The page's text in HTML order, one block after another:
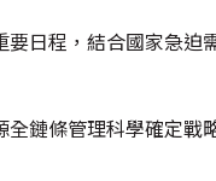
日程，結合國家急迫
鏈條管理科學確定戰